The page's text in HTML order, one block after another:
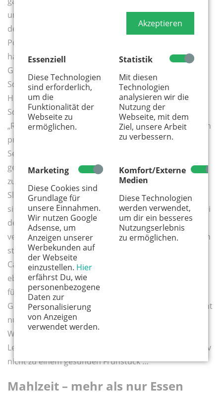
Akzeptieren
Essenziell
Diese Technologien
sind erforderlich,
um die
Funktionalität der
Webseite zu
ermöglichen.
Statistik
Mit diesen
Technologien
analysieren wir die
Nutzung der
Webseite, mit dem
Ziel, unsere Arbeit
zu verbessern.
Marketing
Diese Cookies sind
Grundlage für
unsere Einnahmen.
Wir nutzen Google
Adsense, um
Anzeigen unserer
Werbekunden auf
der Webseite
einzustellen. Hier
erfährst Du, wie
personenbezogene
Daten zur
Personalisierung
von Anzeigen
verwendet werden.
Komfort/Externe
Medien
Diese Technologien
werden verwendet,
um dir ein besseres
Nutzungserlebnis
zu ermöglichen.
unterschreiben, dass sie die Nährstoffempfehlungen
des Staates einhalten. Noch strenger handhabt es
Portugal. Weil hier die dicksten Kinder Europas leben,
hat die Regierung jeder Schule einen
Gesundheitsassistenten zur Seite gestellt, der die
Schule bei den Menüs berät. Gleichzeitig wurden
Höchstgrenzen für Fett und Zucker festgelegt. Auch
Schweden und Finnland haben erkannt, dass
„Richtlinien für Schulmahlzeiten“, die überwiegend von
privaten Unternehmen beliefert werden, wichtig sind.
Seit 2001 ist das Salatbüfett ein Muss, Limonade
gestrichen und Milch nur noch mit 1,5 Prozent Fett
zugelassen. Auch die Eltern aus Dänemark, Irland, der
Slowakei, der Schweiz und den Niederlanden können
sich freuen – alle Kinder werden selbstverständlich bei
der Herstellung der Speisen involviert. Vorbildlich
verhält sich Frankreich, wer sonst? Das gesunde Essen
steht zwar im Vordergrund, konkrete Mengen an
Calcium, Eisen und Protein sind vorgeschrieben,
ebenso der Verzehr an Obst und Gemüse (täglich
fünfmal, unbehandelt!), aber es wird ebenso Wert auf
Garnierung und den Spaß am Essen gelegt. Da es nicht
nur Aufgabe der Schule sein kann, sich ums leibliche
Wohl der Schüler zu sorgen, gab’s gleich einen
Leitfaden für Eltern dazu. Ein Croissant gehört definitiv
nicht zu einem gesunden Frühstück …
Mahlzeit – mehr als nur Essen